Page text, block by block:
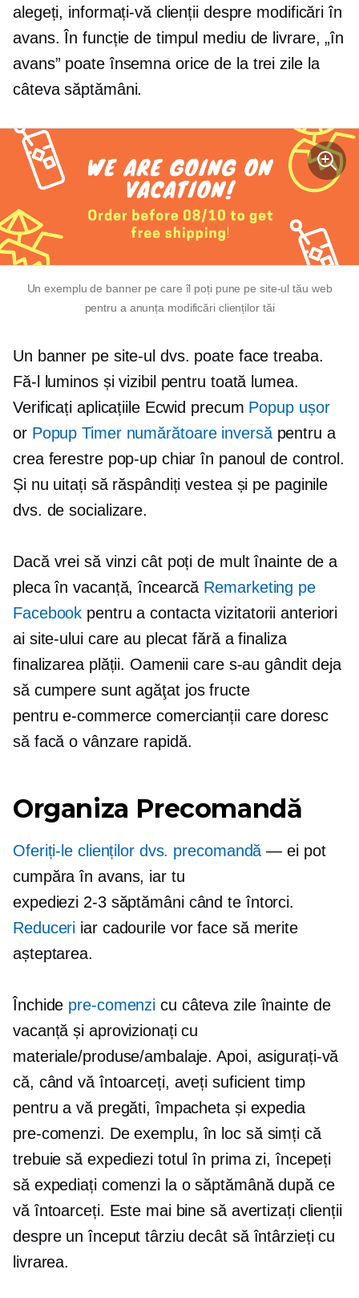
alegeți, informați-vă clienții despre modificări în
avans. În funcție de timpul mediu de livrare, „în
avans” poate însemna orice de la trei zile la
câteva săptămâni.
Un exemplu de banner pe care îl poți pune pe site-ul tău web
pentru a anunța modificări clienților tăi
Un banner pe site-ul dvs. poate face treaba.
Fă-l luminos și vizibil pentru toată lumea.
Verificați aplicațiile Ecwid precum Popup ușor
or Popup Timer numărătoare inversăpentru a
crea ferestre pop-up chiar în panoul de control.
Și nu uitați să răspândiți vestea și pe paginile
dvs. de socializare.
Dacă vrei să vinzi cât poți de mult înainte de a
pleca în vacanță, încearcă Remarketing pe
Facebook pentru a contacta vizitatorii anteriori
ai site-ului care au plecat fără a finaliza
finalizarea plății. Oamenii care s-au gândit deja
să cumpere suntagăţat josfructe
pentrue-commerce comercianții care doresc
să facă o vânzare rapidă.
Organiza Precomandă
Oferiți-le clienților dvs. precomandă— ei pot
cumpăra în avans, iar tu
expediezi 2-3săptămâni când te întorci.
Reduceri iar cadourile vor face să merite
așteptarea.
Închide pre-comenzi cu câteva zile înainte de
vacanță și aprovizionați cu
materiale/produse/ambalaje. Apoi, asigurați-vă
că, când vă întoarceți, aveți suficient timp
pentru a vă pregăti, împacheta și expedia
pre-comenzi. De exemplu, în loc să simți că
trebuie să expediezi totul în prima zi, începeți
să expediați comenzi la o săptămână după ce
vă întoarceți. Este mai bine să avertizați clienții
despre un început târziu decât să întârzieți cu
livrarea.